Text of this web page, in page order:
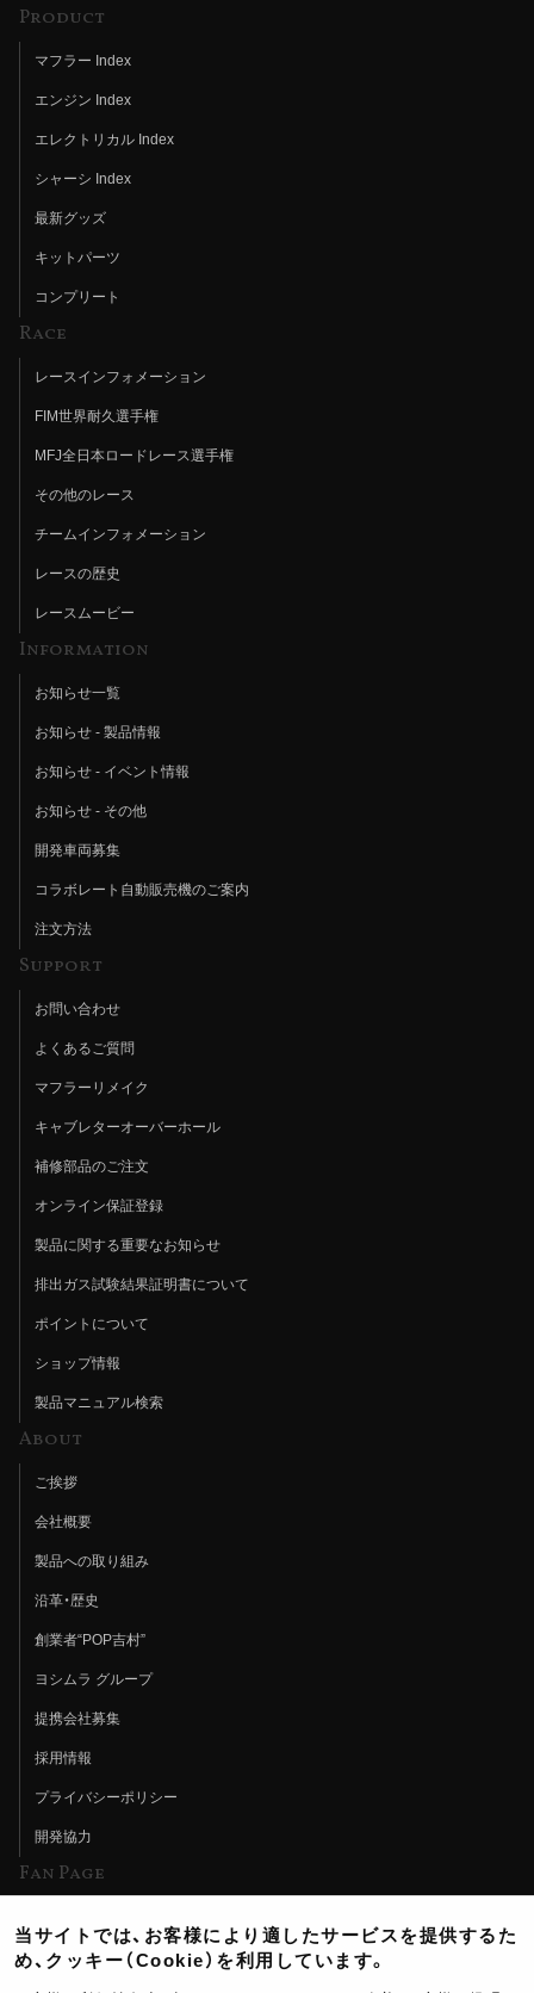
Product
マフラー Index
エンジン Index
エレクトリカル Index
シャーシ Index
最新グッズ
キットパーツ
コンプリート
Race
レースインフォメーション
FIM世界耐久選手権
MFJ全日本ロードレース選手権
その他のレース
チームインフォメーション
レースの歴史
レースムービー
Information
お知らせ一覧
お知らせ - 製品情報
お知らせ - イベント情報
お知らせ - その他
開発車両募集
コラボレート自動販売機のご案内
注文方法
Support
お問い合わせ
よくあるご質問
マフラーリメイク
キャブレターオーバーホール
補修部品のご注文
オンライン保証登録
製品に関する重要なお知らせ
排出ガス試験結果証明書について
ポイントについて
ショップ情報
製品マニュアル検索
About
ご挨拶
会社概要
製品への取り組み
沿革・歴史
創業者“POP吉村”
ヨシムラ グループ
提携会社募集
採用情報
プライバシーポリシー
開発協力
Fan Page
ヨシムラTV
当サイトでは、お客様により適したサービスを提供するた
め、クッキー（Cookie）を利用しています。